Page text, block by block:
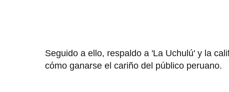
Seguido a ello, respaldo a 'La Uchulú' y la
cómo ganarse el cariño del público peruano.